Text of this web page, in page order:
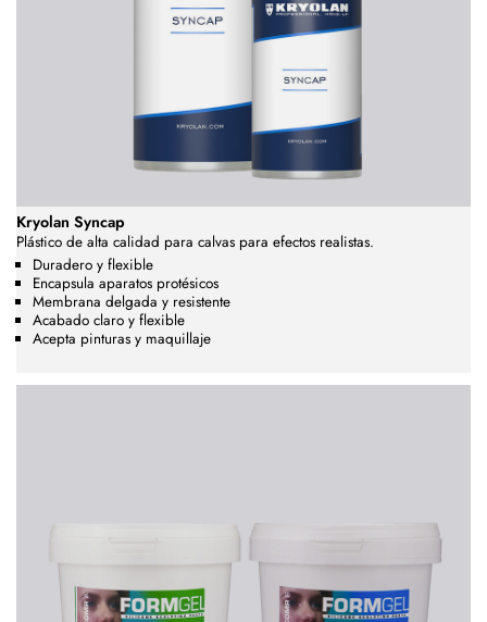
Kryolan Syncap
Plástico de alta calidad para calvas para efectos realistas.
Duradero y flexible
Encapsula aparatos protésicos
Membrana delgada y resistente
Acabado claro y flexible
Acepta pinturas y maquillaje